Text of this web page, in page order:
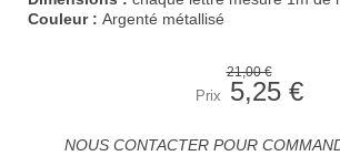
Couleur : Argenté métallisé
21,00 €
Prix 5,25 €
NOUS CONTACTER POUR